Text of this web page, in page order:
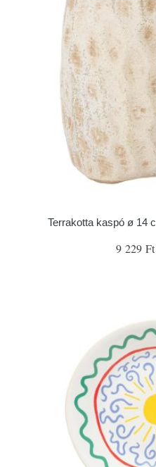
Terrakotta kaspó ø 14
9 229 Ft